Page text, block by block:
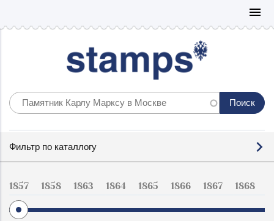
menu
по
Фильтр по каталлогу
1857 1858 1863 1864 1865 1866 1867 1868